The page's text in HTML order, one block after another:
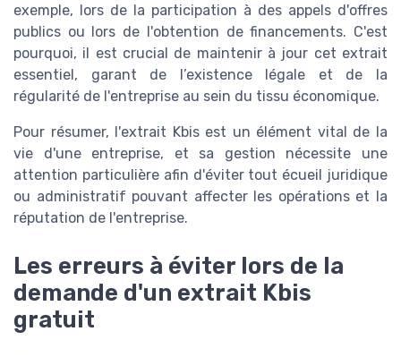
exemple, lors de la participation à des appels d'offres
publics ou lors de l'obtention de financements. C'est
pourquoi, il est crucial de maintenir à jour cet extrait
essentiel, garant de l’existence légale et de la
régularité de l'entreprise au sein du tissu économique.
Pour résumer, l'extrait Kbis est un élément vital de la
vie d'une entreprise, et sa gestion nécessite une
attention particulière afin d'éviter tout écueil juridique
ou administratif pouvant affecter les opérations et la
réputation de l'entreprise.
Les erreurs à éviter lors de la
demande d'un extrait Kbis
gratuit